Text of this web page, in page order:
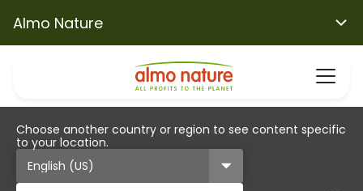
Almo Nature
Choose another country or region to see content specific
to your location.